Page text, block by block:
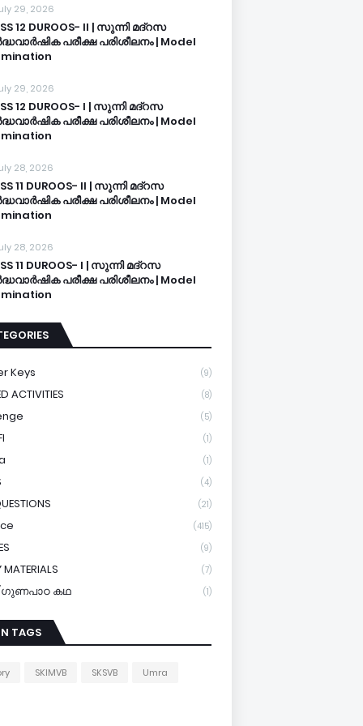
29, 2026
12 DUROOS- II | സുന്നി മദ്റസ
പരീക്ഷ പരിശീലനം | Model
29, 2026
12 DUROOS- I | സുന്നി മദ്റസ
പരീക്ഷ പരിശീലനം | Model
28, 2026
11 DUROOS- II | സുന്നി മദ്റസ
പരീക്ഷ പരിശീലനം | Model
28, 2026
11 DUROOS- I | സുന്നി മദ്റസ
പരീക്ഷ പരിശീലനം | Model
Keys (9)
ACTIVITIES (8)
(5)
(1)
(1)
(4)
(21)
(415)
(9)
MATERIALS (7)
ഗുണപാഠ കഥ (1)
TAGS
SKIMVB SKSVB Umra